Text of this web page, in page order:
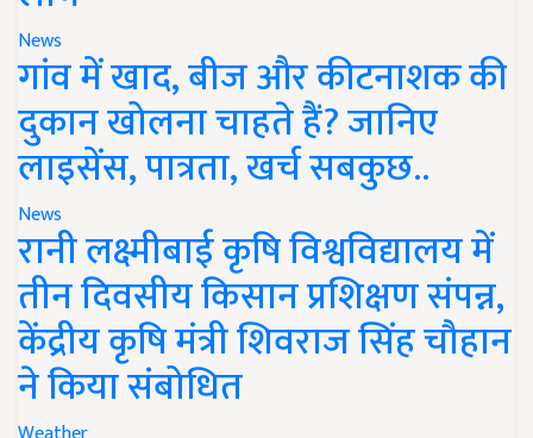
News
गांव में खाद, बीज और कीटनाशक की
दुकान खोलना चाहते हैं? जानिए
लाइसेंस, पात्रता, खर्च सबकुछ..
News
रानी लक्ष्मीबाई कृषि विश्वविद्यालय में
तीन दिवसीय किसान प्रशिक्षण संपन्न,
केंद्रीय कृषि मंत्री शिवराज सिंह चौहान
ने किया संबोधित